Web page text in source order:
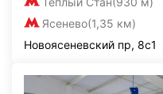
Ясенево(1,35 км)
Новоясеневский пр, 8с1